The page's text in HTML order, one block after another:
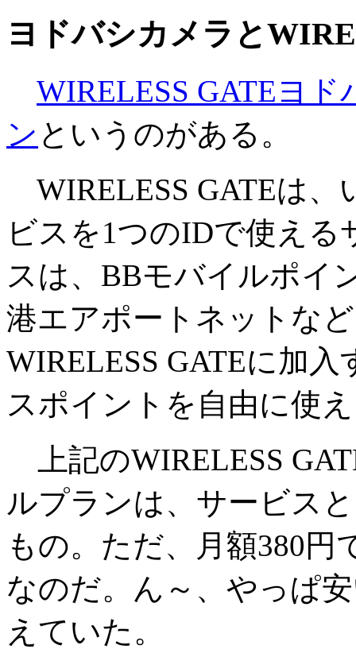
ヨドバシカメラと
WIRELESS GATEヨ
ン というのがある。
WIRELESS GATEは
ビスを1つのIDで使え
スは、BBモバイルポイ
港エアポートネットな
WIRELESS GATEに加
スポイントを自由に使
上記のWIRELESS
ルプランは、サービス
もの。ただ、月額380
なのだ。ん～、やっぱ
えていた。